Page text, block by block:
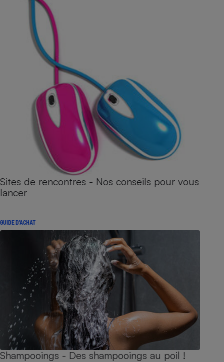
Sites de rencontres - Nos conseils pour vous
lancer
GUIDE D'ACHAT
Shampooings - Des shampooings au poil !